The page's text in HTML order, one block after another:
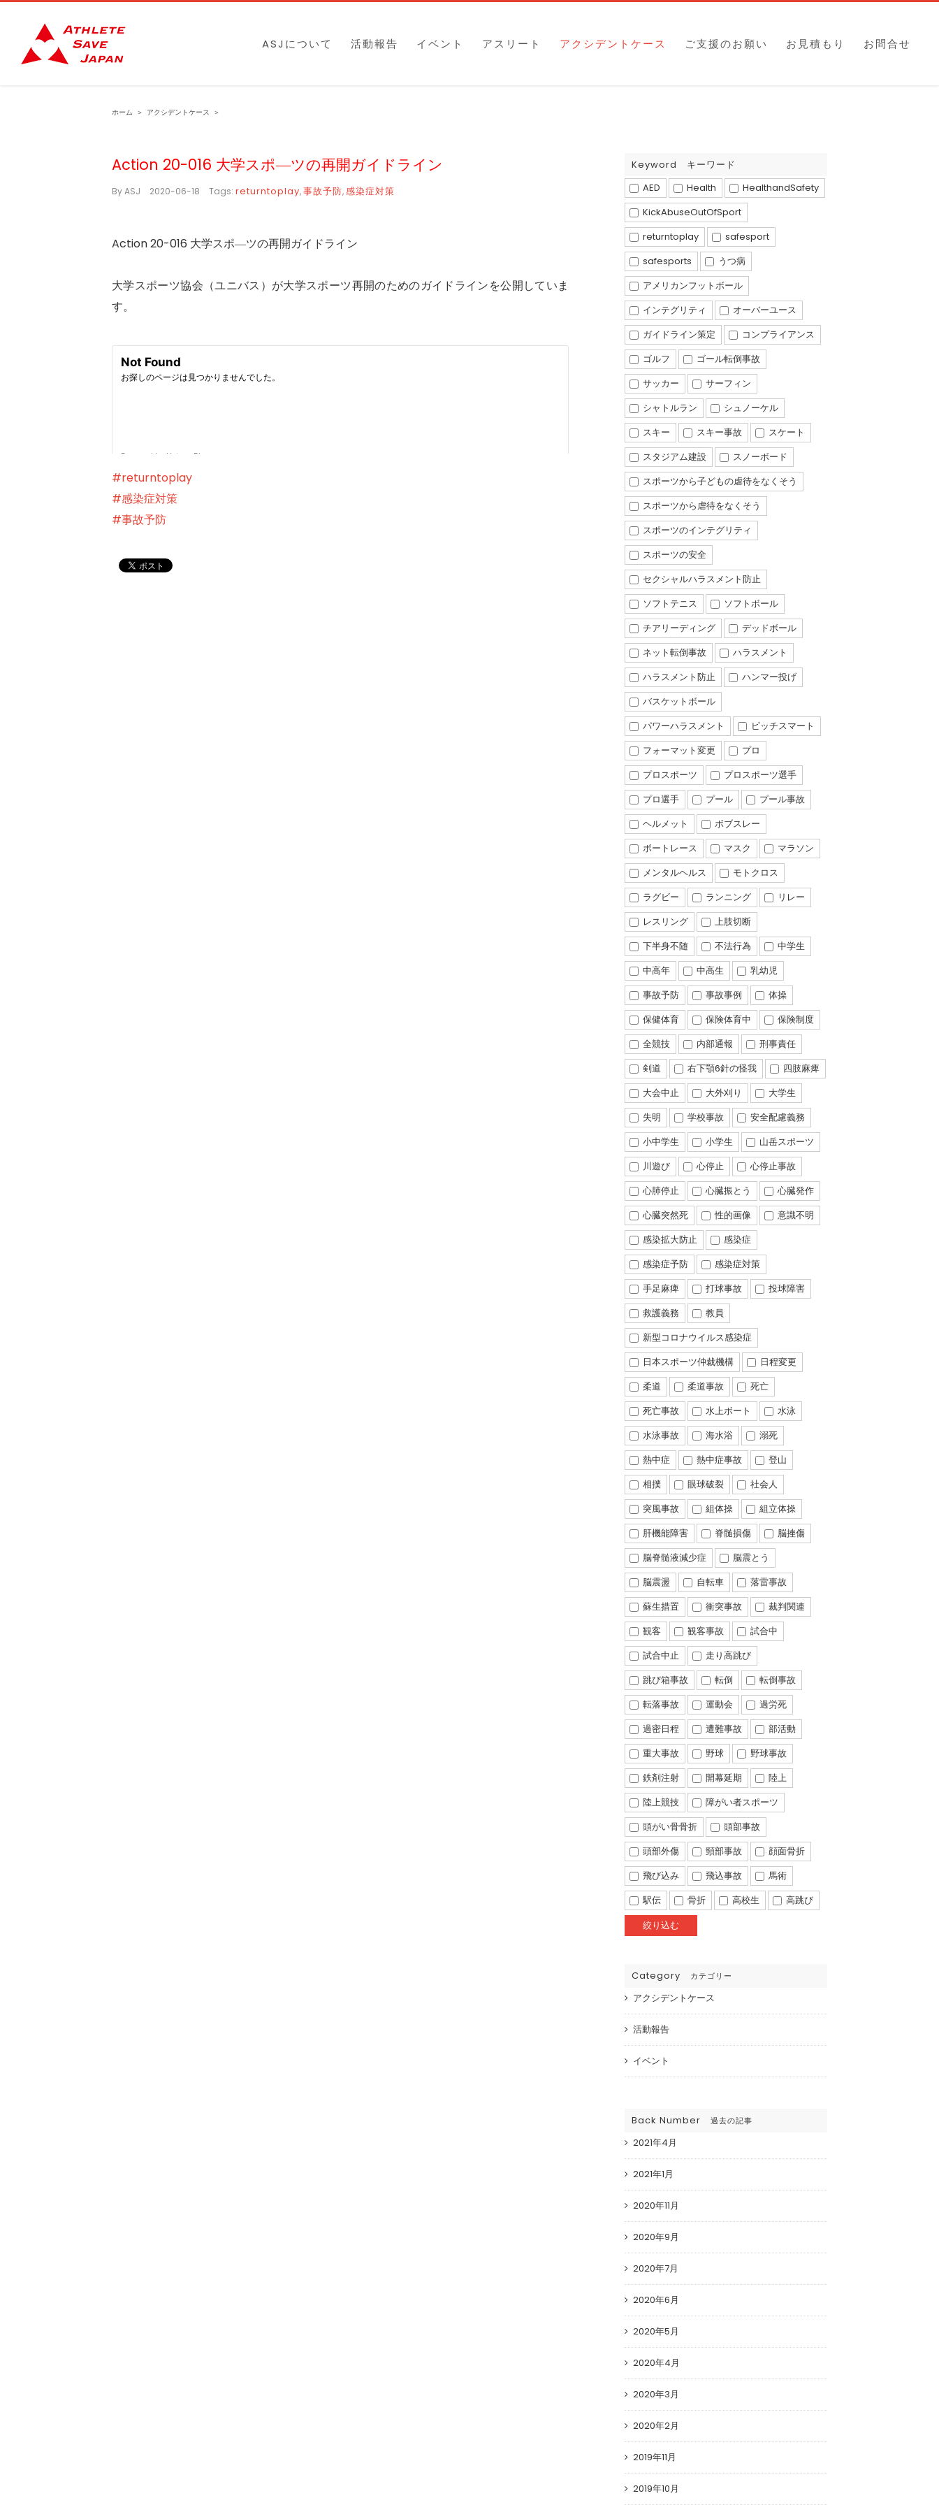
content
ASJについて 活動報告 イベント アスリート アクシデントケース ご支援のお願い お見積もり お問合せ
ホーム ＞ アクシデントケース ＞
Action 20-016 大学スポ―ツの再開ガイドライン
ByASJ 2020-06-18 Tags: returntoplay,事故予防,感染症対策
Action 20-016 大学スポ―ツの再開ガイドライン
大学スポーツ協会（ユニバス）が大学スポーツ再開のためのガイドラインを公開していま
す。
#returntoplay
#感染症対策
#事故予防
Keyword キーワード
AED
Health
HealthandSafety
KickAbuseOutOfSport
returntoplay
safesport
safesports
うつ病
アメリカンフットボール
インテグリティ
オーバーユース
ガイドライン策定
コンプライアンス
ゴルフ
ゴール転倒事故
サッカー
サーフィン
シャトルラン
シュノーケル
スキー
スキー事故
スケート
スタジアム建設
スノーボード
スポーツから子どもの虐待をなくそう
スポーツから虐待をなくそう
スポーツのインテグリティ
スポーツの安全
セクシャルハラスメント防止
ソフトテニス
ソフトボール
チアリーディング
デッドボール
ネット転倒事故
ハラスメント
ハラスメント防止
ハンマー投げ
バスケットボール
パワーハラスメント
ピッチスマート
フォーマット変更
プロ
プロスポーツ
プロスポーツ選手
プロ選手
プール
プール事故
ヘルメット
ボブスレー
ボートレース
マスク
マラソン
メンタルヘルス
モトクロス
ラグビー
ランニング
リレー
レスリング
上肢切断
下半身不随
不法行為
中学生
中高年
中高生
乳幼児
事故予防
事故事例
体操
保健体育
保険体育中
保険制度
全競技
内部通報
刑事責任
剣道
右下顎6針の怪我
四肢麻痺
大会中止
大外刈り
大学生
失明
学校事故
安全配慮義務
小中学生
小学生
山岳スポーツ
川遊び
心停止
心停止事故
心肺停止
心臓振とう
心臓発作
心臓突然死
性的画像
意識不明
感染拡大防止
感染症
感染症予防
感染症対策
手足麻痺
打球事故
投球障害
救護義務
教員
新型コロナウイルス感染症
日本スポーツ仲裁機構
日程変更
柔道
柔道事故
死亡
死亡事故
水上ボート
水泳
水泳事故
海水浴
溺死
熱中症
熱中症事故
登山
相撲
眼球破裂
社会人
突風事故
組体操
組立体操
肝機能障害
脊髄損傷
脳挫傷
脳脊髄液減少症
脳震とう
脳震盪
自転車
落雷事故
蘇生措置
衝突事故
裁判関連
観客
観客事故
試合中
試合中止
走り高跳び
跳び箱事故
転倒
転倒事故
転落事故
運動会
過労死
過密日程
遭難事故
部活動
重大事故
野球
野球事故
鉄剤注射
開幕延期
陸上
陸上競技
障がい者スポーツ
頭がい骨骨折
頭部事故
頭部外傷
頸部事故
顔面骨折
飛び込み
飛込事故
馬術
駅伝
骨折 高校生 高跳び
Category カテゴリー
アクシデントケース
活動報告
イベント
Back Number 過去の記事
2021年4月
2021年1月
2020年11月
2020年9月
2020年7月
2020年6月
2020年5月
2020年4月
2020年3月
2020年2月
2019年11月
2019年10月